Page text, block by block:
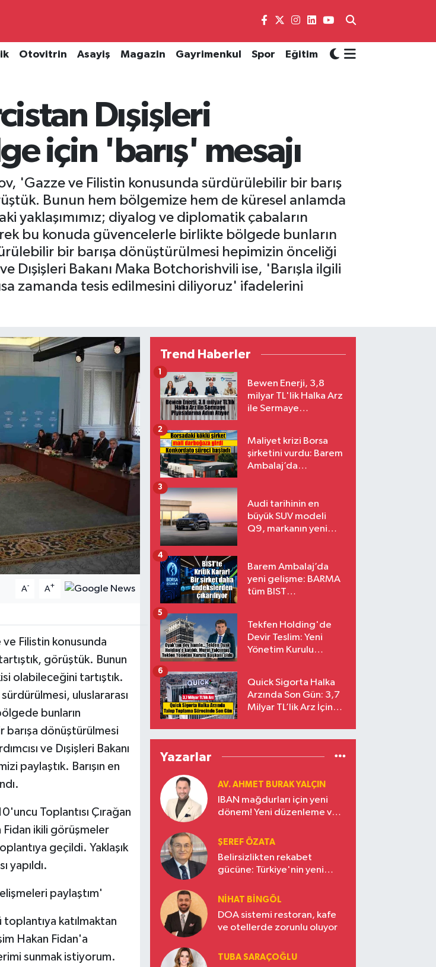
Otovitrin Asayiş Magazin Gayrimenkul Spor Eğitim
Dışişleri
için 'barış' mesajı
'Gazze ve Filistin konusunda sürdürülebilir bir barış
Bunun hem bölgemize hem de küresel anlamda
yaklaşımımız; diyalog ve diplomatik çabaların
bu konuda güvencelerle birlikte bölgede bunların
bir barışa dönüştürülmesi hepimizin önceliği
Dışişleri Bakanı Maka Botchorishvili ise, 'Barışla ilgili
zamanda tesis edilmesini diliyoruz' ifadelerini
A- A+
ve Filistin konusunda
görüştük. Bunun
olabileceğini tartıştık.
uluslararası
bunların
barışa dönüştürülmesi
ve Dışişleri Bakanı
paylaştık. Barışın en
Toplantısı Çırağan
Fidan ikili görüşmeler
geçildi. Yaklaşık
yapıldı.
paylaştım'
toplantıya katılmaktan
Hakan Fidan'a
sunmak istiyorum.
Trend Haberler
Bewen Enerji, 3,8
milyar TL'lik Halka Arz
ile Sermaye
1
Maliyet krizi Borsa
şirketini vurdu: Barem
Ambalaj’da
2
Audi tarihinin en
büyük SUV modeli
Q9, markanın yeni
3
Barem Ambalaj’da
yeni gelişme: BARMA
tüm BIST
4
Tekfen Holding'de
Devir Teslim: Yeni
Yönetim Kurulu
5
Quick Sigorta Halka
Arzında Son Gün: 3,7
Milyar TL’lik Arz İçin
Eriyor
6
Yazarlar
AV. AHMET BURAK YALÇIN
IBAN mağdurları için yeni
dönem! Yeni düzenleme ve
ŞEREF ÖZATA
Belirsizlikten rekabet
gücüne: Türkiye'nin yeni
NIHAT BINGÖL
DOA sistemi restoran, kafe
ve otellerde zorunlu oluyor
TUBA SARAÇOĞLU